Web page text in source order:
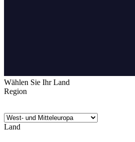
Wählen Sie Ihr Land
Region
Land